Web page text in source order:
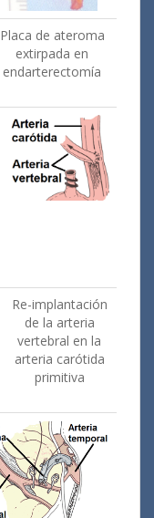
Placa de ateroma
extirpada en
endarterectomía
Re-implantación
de la arteria
vertebral en la
arteria carótida
primitiva